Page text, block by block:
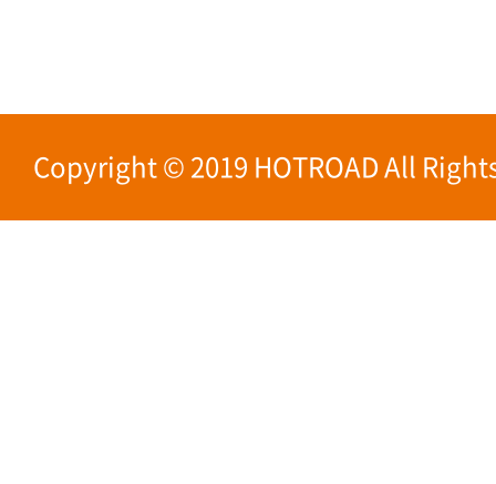
Copyright © 2019 HOTROAD All